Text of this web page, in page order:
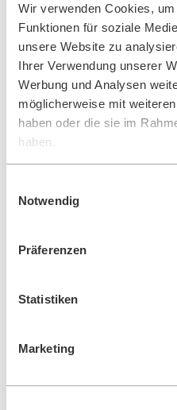
Wir verwenden Cookies,
Funktionen für soziale
unsere Website zu
Ihrer Verwendung unserer
Werbung und Analysen
möglicherweise mit
haben oder die sie im
haben.
Notwendig
Präferenzen
Statistiken
Marketing
Die KonzentrateBOLL CLEAN
installierten Membranen. Sie
maximale Membranreinheit und
Anlagenleistung.
Die wichtigsten Vorteile:
Hochkonzentrierte Lösung
Geeignet für BOLL-
Ablagerungen ab, die Sie
Filtern entfernt.
BOLL CLEAN 1550